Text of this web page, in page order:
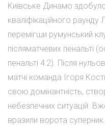
Київське Динамо
кваліфікаційного
перемігши румунський
післяматчевих пенальті
пенальті 4:2). Після
матчі команда Ігоря
свою домінантність,
небезпечних ситуацій.
вразили ворота